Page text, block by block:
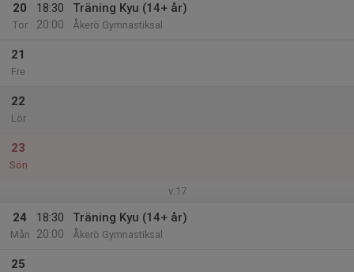
20
Tor
18:30
20:00
Träning Kyu (14+ år)
Åkerö Gymnastiksal
21
Fre
22
Lör
23
Sön
v.17
24
Mån
18:30
20:00
Träning Kyu (14+ år)
Åkerö Gymnastiksal
25